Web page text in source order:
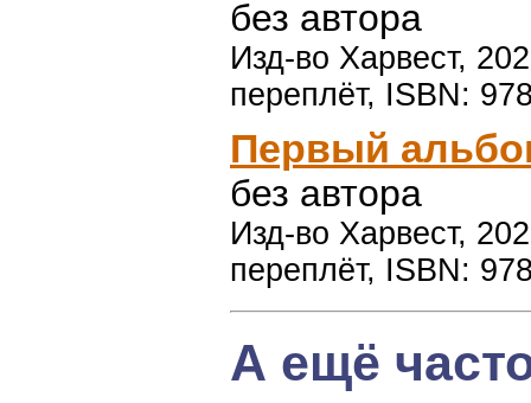
без автора
Изд-во Харвест,
переплёт, ISBN:
Первый
без автора
Изд-во Харвест,
переплёт, ISBN:
А ещё